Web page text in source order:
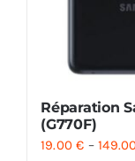
Réparation
(G770F)
19.00€ –